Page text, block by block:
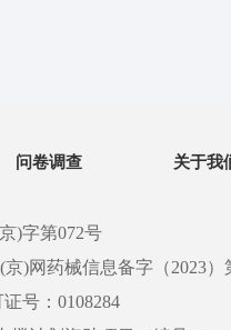
问卷调查 关于我
)字第072号
)网药械信息备字（2023）
号：0108284